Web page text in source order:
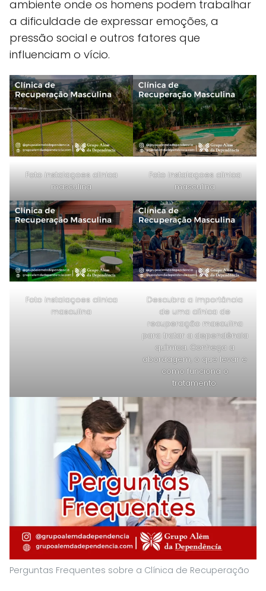
ambiente onde os homens podem trabalhar
a dificuldade de expressar emoções, a
pressão social e outros fatores que
influenciam o vício.
Foto instalaçoes clinica
masculina
Foto instalaçoes clinica
masculina
Foto instalaçoes clinica
masculina
Descubra a importância
de uma clínica de
recuperação masculina
para tratar a dependência
química. Conheça a
abordagem, o que levar e
como funciona o
tratamento.
Perguntas Frequentes sobre a Clínica de Recuperação